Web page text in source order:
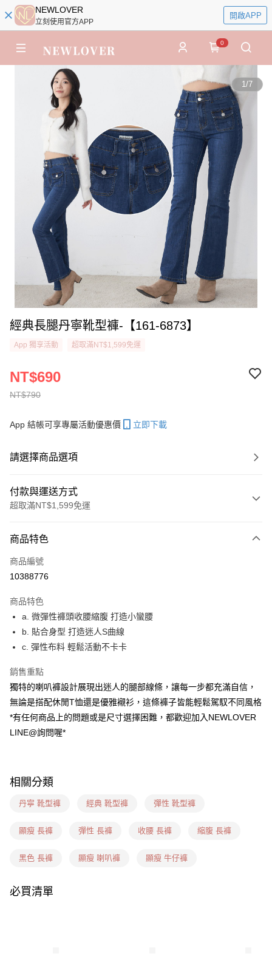
NEWLOVER
立刻使用官方APP
開啟APP
0
1/7
經典長腿丹寧靴型褲-【161-6873】
App 獨享活動 超取滿NT$1,599免運
NT$790
NT$690
App 結帳可享專屬活動優惠價 立即下載
請選擇商品選項
付款與運送方式
超取滿NT$1,599免運
信用卡一次付款
超商取貨付款
ATM付款
貨到付款
運送方式
貨到付款
每筆NT$60，滿NT$1,599(含以上)免運費
全家(信用卡、多元支付)
每筆NT$60，滿NT$1,599(含以上)免運費
7-11(信用卡、多元支付)
每筆NT$100，滿NT$1,899(含以上)免運費
每筆NT$100，滿NT$1,899(含以上)免運費
商品特色
商品編號
10388776
商品特色
a. 微彈性褲頭收腰縮腹 打造小蠻腰
b. 貼合身型 打造迷人S曲線
c. 彈性布料 輕鬆活動不卡卡
銷售重點
獨特的喇叭褲設計展現出迷人的腿部線條，讓每一步都充滿自信，
無論是搭配休閒T恤還是優雅襯衫，這條褲子皆能輕鬆駕馭不同風格
*有任何商品上的問題或是尺寸選擇困難，都歡迎加入NEWLOVER
LINE@詢問喔*
相關分類
丹寧 靴型褲 經典 靴型褲 彈性 靴型褲
顯瘦 長褲 彈性 長褲 收腰 長褲 縮腹 長褲
黑色 長褲 顯瘦 喇叭褲 顯瘦 牛仔褲
必買清單